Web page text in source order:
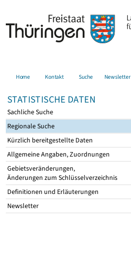
Home Kontakt Suche Newsletter
STATISTISCHE DATEN
Sachliche Suche
Regionale Suche
Kürzlich bereitgestellte Daten
Allgemeine Angaben, Zuordnungen
Gebietsveränderungen,
Änderungen zum Schlüsselverzeichnis
Definitionen und Erläuterungen
Newsletter